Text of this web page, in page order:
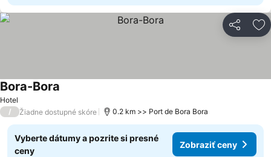
Zdieľať
Hotel
Bora-Bora
/ Žiadne dostupné skóre 0.2 km >> Port de Bora Bora
Vyberte dátumy a pozrite si presné
ceny
Zobraziť ceny